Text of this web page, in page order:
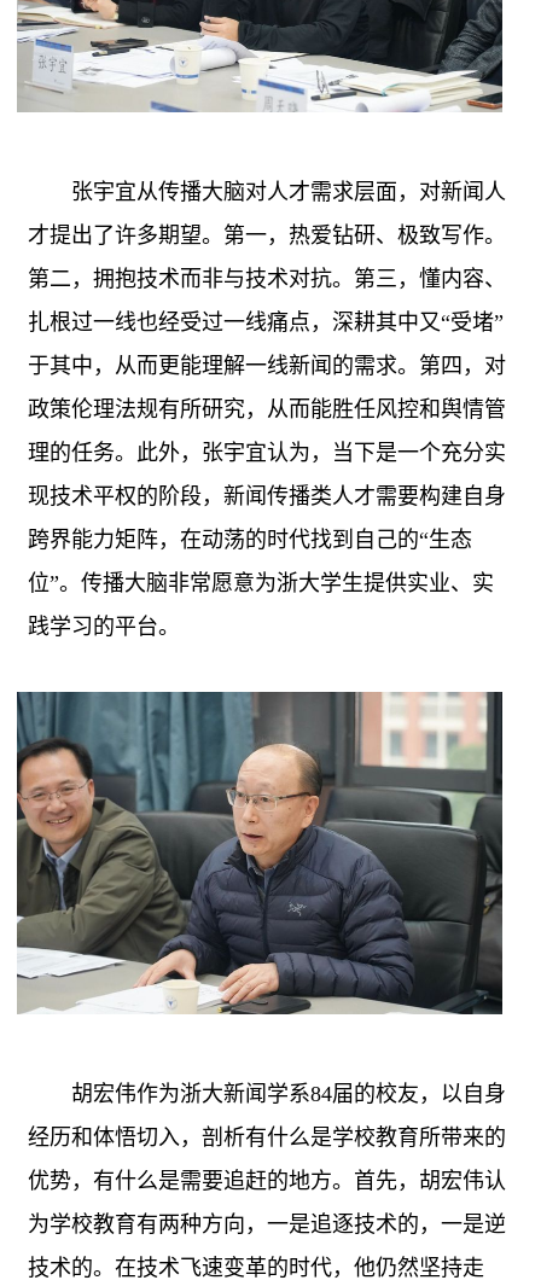
张宇宜从传播大脑对人才需求层面，对新闻人
才提出了许多期望。第一，热爱钻研、极致写作。
第二，拥抱技术而非与技术对抗。第三，懂内容、
扎根过一线也经受过一线痛点，深耕其中又“受堵”
于其中，从而更能理解一线新闻的需求。第四，对
政策伦理法规有所研究，从而能胜任风控和舆情管
理的任务。此外，张宇宜认为，当下是一个充分实
现技术平权的阶段，新闻传播类人才需要构建自身
跨界能力矩阵，在动荡的时代找到自己的“生态
位”。传播大脑非常愿意为浙大学生提供实业、实
践学习的平台。
胡宏伟作为浙大新闻学系84届的校友，以自身
经历和体悟切入，剖析有什么是学校教育所带来的
优势，有什么是需要追赶的地方。首先，胡宏伟认
为学校教育有两种方向，一是追逐技术的，一是逆
技术的。在技术飞速变革的时代，他仍然坚持走